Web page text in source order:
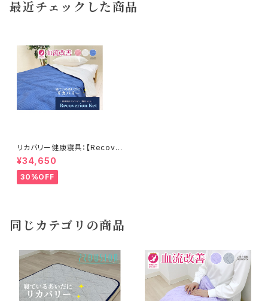
最近チェックした商品
リカバリー健康寝具：【Recove
rion】リカバリオン・オールシー
ズンケット（薄掛け布団）＜プラ
ウシオン加工＞150×210cm
¥34,650
30%OFF
同じカテゴリの商品